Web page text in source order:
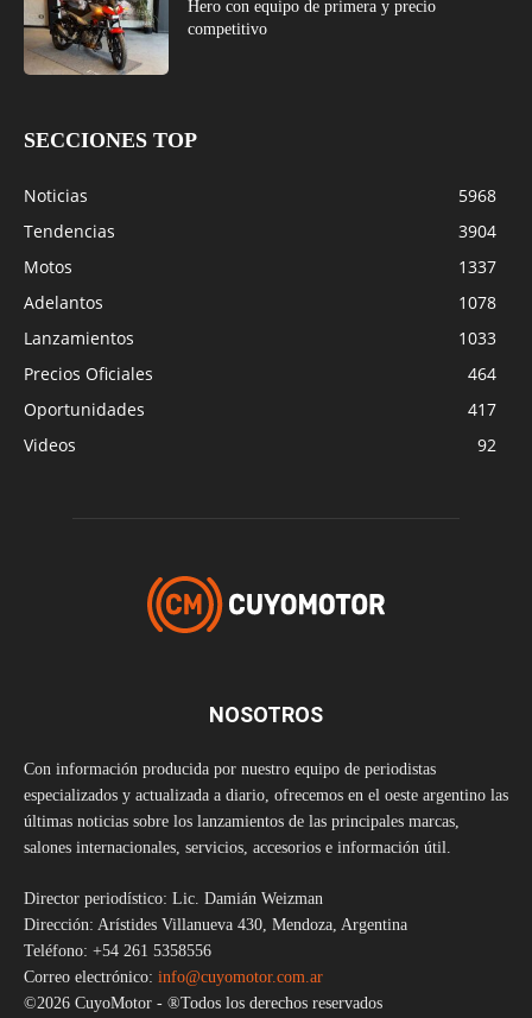
Hero con equipo de primera y precio
competitivo
SECCIONES TOP
Noticias
5968
Tendencias
3904
Motos
1337
Adelantos
1078
Lanzamientos
1033
Precios Oficiales
464
Oportunidades
417
Videos
92
NOSOTROS
Con información producida por nuestro equipo de periodistas
especializados y actualizada a diario, ofrecemos en el oeste argentino las
últimas noticias sobre los lanzamientos de las principales marcas,
salones internacionales, servicios, accesorios e información útil.
Director periodístico: Lic. Damián Weizman
Dirección: Arístides Villanueva 430, Mendoza, Argentina
Teléfono: +54 261 5358556
Correo electrónico: info@cuyomotor.com.ar
©2026 CuyoMotor - ®Todos los derechos reservados